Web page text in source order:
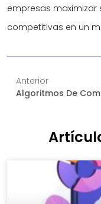
empresas maximizar
competitivas en un
Anterior